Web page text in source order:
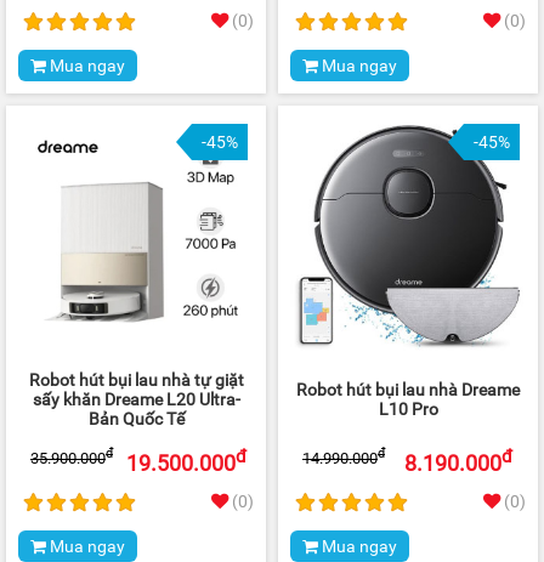
(0)
Mua ngay
(0)
Mua ngay
-45%
Robot hút bụi lau nhà tự giặt
sấy khăn Dreame L20 Ultra-
Bản Quốc Tế
19.500.000đ
35.900.000đ
(0)
Mua ngay
-45%
Robot hút bụi lau nhà Dreame
L10 Pro
8.190.000đ
14.990.000đ
(0)
Mua ngay